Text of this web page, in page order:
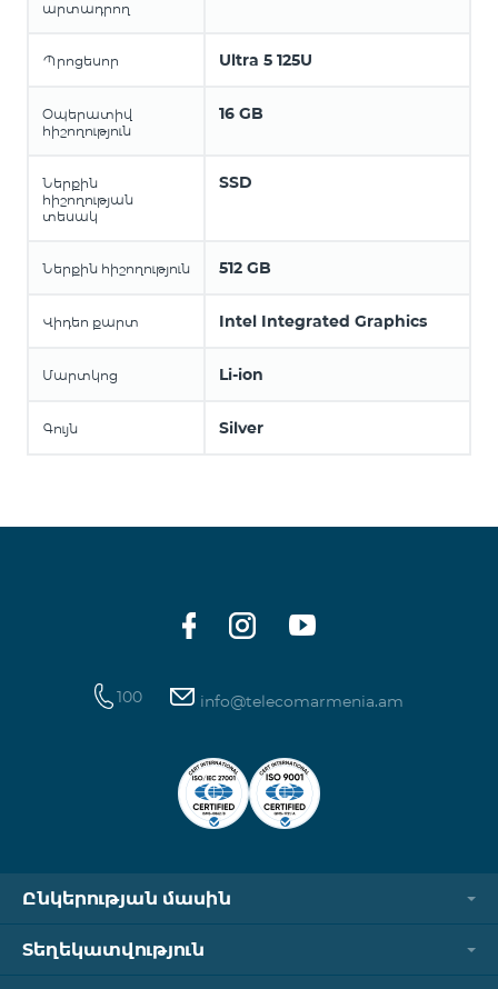
արտադրող
Պրոցեսոր Ultra 5 125U
Օպերատիվ
հիշողություն
16 GB
Ներքին
հիշողության
տեսակ
SSD
Ներքին հիշողություն 512 GB
Վիդեո քարտ Intel Integrated Graphics
Մարտկոց Li-ion
Գույն Silver
100 info@telecomarmenia.am
Ընկերության մասին
Տեղեկատվություն